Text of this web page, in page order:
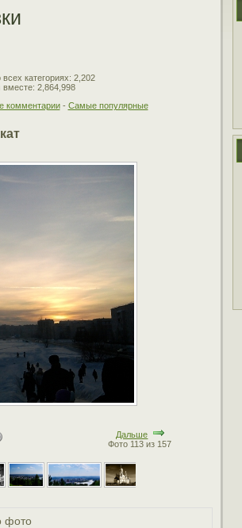
категориях: 2,202
2,864,998
комментарии- Самые популярные
Дальше
Фото 113 из 157
фото